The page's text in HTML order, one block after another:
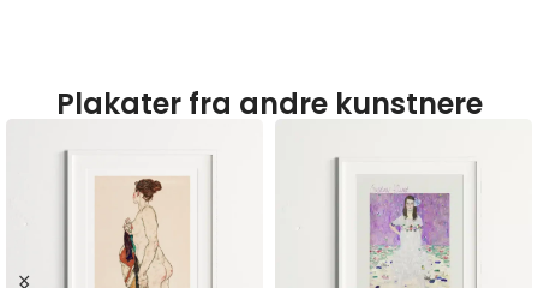
Plakater fra andre kunstnere